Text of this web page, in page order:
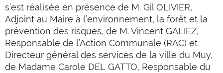
s’est réalisée en présence de M. Gil OLIVIER,
Adjoint au Maire à l’environnement, la forêt et la
prévention des risques, de M. Vincent GALIEZ,
Responsable de l’Action Communale (RAC) et
Directeur général des services de la ville du Muy,
de Madame Carole DEL GATTO, Responsable du